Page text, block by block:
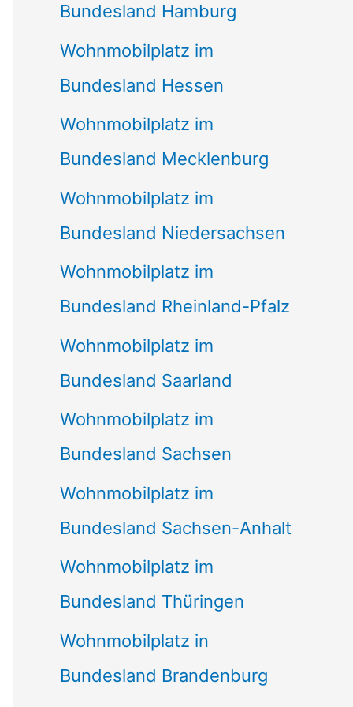
Bundesland Hamburg
Wohnmobilplatz im
Bundesland Hessen
Wohnmobilplatz im
Bundesland Mecklenburg
Wohnmobilplatz im
Bundesland Niedersachsen
Wohnmobilplatz im
Bundesland Rheinland-Pfalz
Wohnmobilplatz im
Bundesland Saarland
Wohnmobilplatz im
Bundesland Sachsen
Wohnmobilplatz im
Bundesland Sachsen-Anhalt
Wohnmobilplatz im
Bundesland Thüringen
Wohnmobilplatz in
Bundesland Brandenburg